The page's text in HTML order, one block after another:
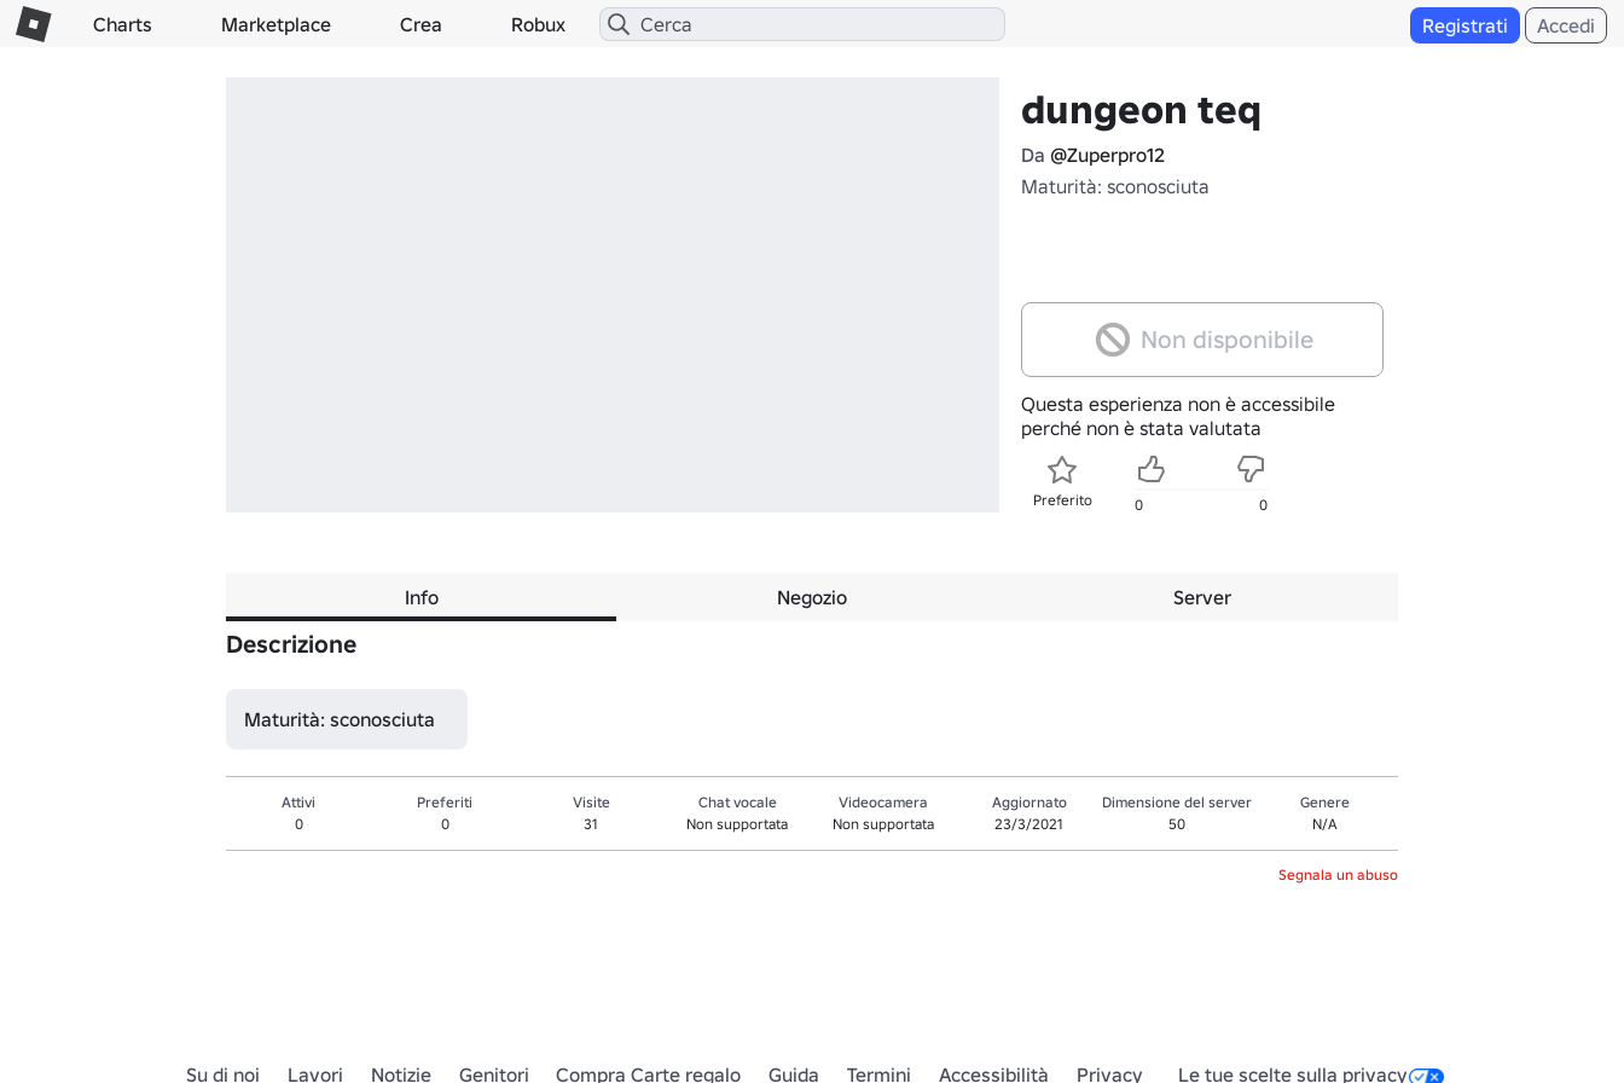
Charts Marketplace Crea Robux Registrati Accedi
dungeon teq
Da @Zuperpro12
Maturità: sconosciuta
Non disponibile
Questa esperienza non è accessibile
perché non è stata valutata
Preferito 0 0
Info Negozio Server
Descrizione
Maturità: sconosciuta
Attivi
0
Preferiti
0
Visite
31
Chat vocale
Non supportata
Videocamera
Non supportata
Aggiornato
23/3/2021
Dimensione del server
50
Genere
N/A
Segnala un abuso
Su di noi Lavori Notizie Genitori Compra Carte regalo Guida Termini Accessibilità Privacy Le tue scelte sulla privacy